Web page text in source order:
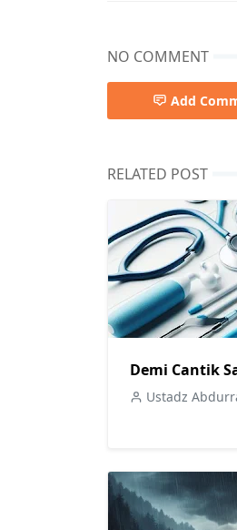
NO COMMENT
Add
RELATED POST
Demi Cantik
Ustadz